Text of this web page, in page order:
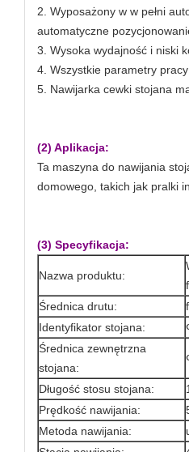
2. Wyposażony w w pełni
automatyczne
3. Wysoka wydajność i niski
4. Wszystkie parametry
5. Nawijarka cewki stojana
(2) Aplikacja:
Ta maszyna do nawijania
domowego, takich jak pralki
(3) Specyfikacja:
Nazwa produktu:
Średnica drutu:
Identyfikator stojana:
Średnica zewnętrzna
stojana:
Długość stosu stojana:
Prędkość nawijania:
Metoda nawijania: